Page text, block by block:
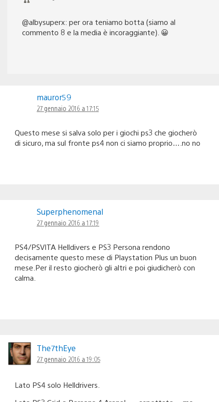
@albysuperx: per ora teniamo botta (siamo al
commento 8 e la media è incoraggiante). 😀
mauror59
27 gennaio 2016 a 17:15
Questo mese si salva solo per i giochi ps3 che giocherò
di sicuro, ma sul fronte ps4 non ci siamo proprio….no no
Superphenomenal
27 gennaio 2016 a 17:19
PS4/PSVITA Helldivers e PS3 Persona rendono
decisamente questo mese di Playstation Plus un buon
mese.Per il resto giocherò gli altri e poi giudicherò con
calma.
The7thEye
27 gennaio 2016 a 19:05
Lato PS4 solo Helldrivers.